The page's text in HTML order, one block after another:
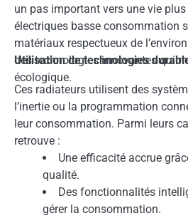
un pas important vers une vie
électriques basse consommation
matériaux respectueux de
des technologies innovantes qui
écologique.
Utilisation de technologies
Ces radiateurs utilisent des
l’inertie ou la programmation
leur consommation. Parmi leurs
retrouve :
Une efficacité accrue
qualité.
Des fonctionnalités
gérer la consommation.